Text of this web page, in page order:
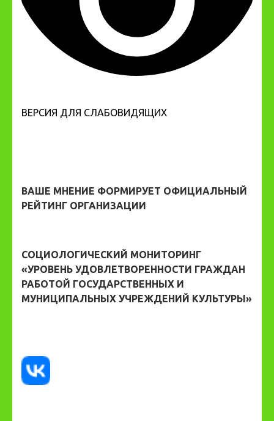
ВЕРСИЯ ДЛЯ СЛАБОВИДЯЩИХ
ВАШЕ МНЕНИЕ ФОРМИРУЕТ ОФИЦИАЛЬНЫЙ
РЕЙТИНГ ОРГАНИЗАЦИИ
СОЦИОЛОГИЧЕСКИЙ МОНИТОРИНГ
«УРОВЕНЬ УДОВЛЕТВОРЕННОСТИ ГРАЖДАН
РАБОТОЙ ГОСУДАРСТВЕННЫХ И
МУНИЦИПАЛЬНЫХ УЧРЕЖДЕНИЙ КУЛЬТУРЫ»